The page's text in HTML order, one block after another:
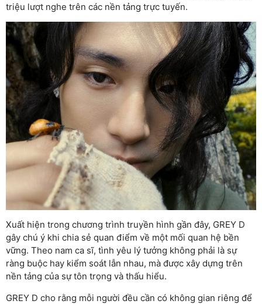
triệu lượt nghe trên các nền tảng trực tuyến.
Xuất hiện trong chương trình truyền hình gần đây, GREY D
gây chú ý khi chia sẻ quan điểm về một mối quan hệ bền
vững. Theo nam ca sĩ, tình yêu lý tưởng không phải là sự
ràng buộc hay kiểm soát lẫn nhau, mà được xây dựng trên
nền tảng của sự tôn trọng và thấu hiểu.
GREY D cho rằng mỗi người đều cần có không gian riêng để